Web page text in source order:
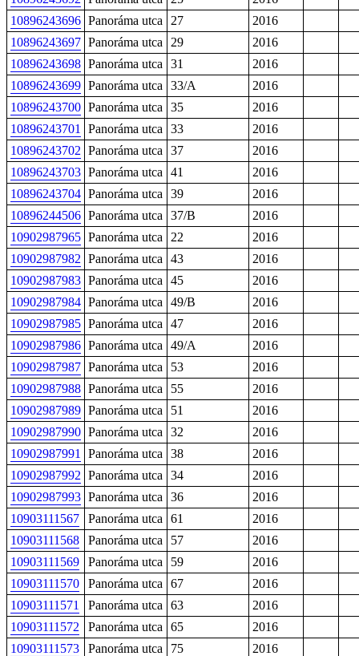
10896243696 Panoráma utca 27
2016
10896243697 Panoráma utca 29
2016
10896243698 Panoráma utca 31
2016
10896243699 Panoráma utca 33/A
2016
10896243700 Panoráma utca 35
2016
10896243701
Panoráma utca 33
2016
10896243702 Panoráma utca 37
2016
10896243703 Panoráma utca 41
2016
10896243704 Panoráma utca 39
2016
10896244506 Panoráma utca 37/B
2016
10902987965 Panoráma utca 22
2016
10902987982 Panoráma utca 43
2016
10902987983 Panoráma utca 45
2016
10902987984 Panoráma utca 49/B
2016
10902987985 Panoráma utca 47
2016
10902987986 Panoráma utca 49/A
2016
10902987987 Panoráma utca 53
2016
10902987988 Panoráma utca 55
2016
10902987989 Panoráma utca 51
2016
10902987990 Panoráma utca 32
2016
10902987991
Panoráma utca 38
2016
10902987992 Panoráma utca 34
2016
10902987993 Panoráma utca 36
2016
10903111567
Panoráma utca 61
2016
10903111568
Panoráma utca 57
2016
10903111569
Panoráma utca 59
2016
10903111570
Panoráma utca 67
2016
10903111571
Panoráma utca 63
2016
10903111572
Panoráma utca 65
2016
10903111573
Panoráma utca 75
2016